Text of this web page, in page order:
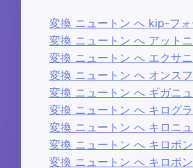
変換 ニュートン へ kip-フォ
変換 ニュートン へ アット
変換 ニュートン へ エクサ
変換 ニュートン へ オンス
変換 ニュートン へ ギガニ
変換 ニュートン へ キログ
変換 ニュートン へ キロニ
変換 ニュートン へ キロポ
変換 ニュートン へ キロポ